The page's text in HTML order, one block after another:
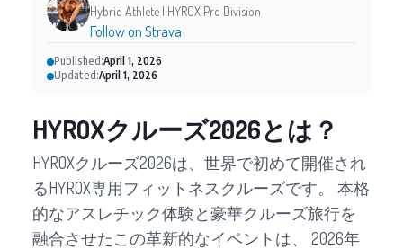
Hybrid Athlete | HYROX Pro Division
Follow on Strava
Published:April 1, 2026
Updated:April 1, 2026
HYROXクルーズ2026とは？
HYROXクルーズ2026は、世界で初めて開催され
るHYROX専用フィットネスクルーズです。 本格
的なアスレチック体験と豪華クルーズ旅行を
融合させたこの革新的なイベントは、 2026年